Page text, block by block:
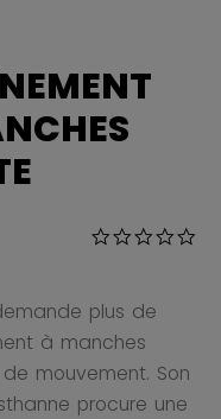
4,3 sur 5
plus de
à manches
mouvement. Son
procure une